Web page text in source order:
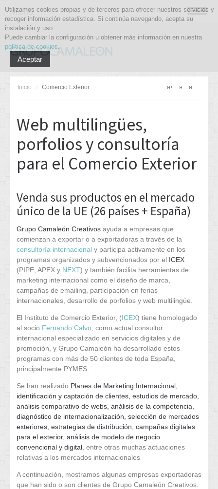
Utilizamos cookies propias y de terceros para ofrecer nuestros servicios y
recoger información estadística. Si continúa navegando, acepta su
instalación y uso.
Puede cambiar la configuración u obtener más información en nuestra
política de cookies.
Aceptar
Menu
Inicio / Comercio Exterior
Web multilingües,
porfolios y consultoría
para el Comercio Exterior
Venda sus productos en el mercado
único de la UE (26 países + España)
Grupo Camaleón Creativos ayuda a empresas que
comienzan a exportar o a exportadoras a través de la
consultoría internacional y participa activamente en los
programas organizados y subvencionados por el ICEX
(PIPE, APEX y NEXT) y también facilita herramientas de
marketing internacional como el diseño de marca,
campañas de emailing, participación en ferias
internacionales, desarrollo de porfolios y web multilingüe.
El Instituto de Comercio Exterior, (ICEX) tiene homologado
al socio Fernando Calvo , como actual consultor
internacional especializado en servicios digitales y de
promoción, y Grupo Camaleón ha desarrollado estos
programas con más de 50 clientes de toda España,
principalmente PYMES.
Se han realizado Planes de Marketing Internacional,
identificación y captación de clientes, estudios de mercado,
análisis comparativo de webs, análisis de la competencia,
diagnóstico de internacionalización, selección de mercados
exteriores, estrategias de distribución, campañas digitales
para el exterior, análisis de modelo de negocio
convencional y digital , entre otras muchas actuaciones
relativas a los mercados internacionales
A continuación, mostramos algunas empresas exportadoras
que han sido o son clientes de Grupo Camaleón Creativos.